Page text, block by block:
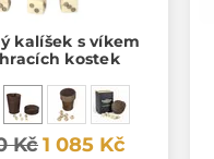
kalíšek s víkem
kostek
Kč1 085 Kč